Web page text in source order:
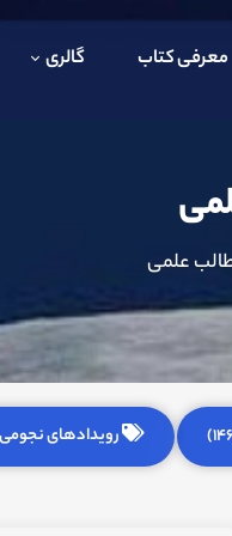
معرفی کتاب گالری
علمی
رویدادهای نجومی